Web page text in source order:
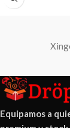
Equipamos a